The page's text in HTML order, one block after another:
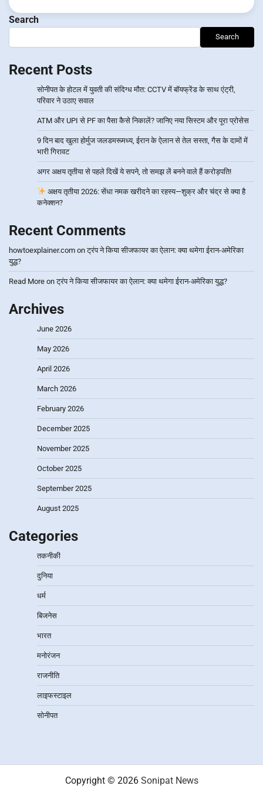
Search
Search
Recent Posts
सोनीपत के होटल में युवती की संदिग्ध मौत: CCTV में बॉयफ्रेंड के साथ एंट्री,
परिवार ने उठाए सवाल
ATM और UPI से PF का पैसा कैसे निकालें? जानिए नया सिस्टम और पूरा प्रोसेस
9 दिन बाद खुला होर्मुज जलडमरूमध्य, ईरान के ऐलान से तेल सस्ता, गैस के दामों में
भारी गिरावट
अगर अक्षय तृतीया से पहले दिखें ये सपने, तो समझ लें बनने वाले हैं करोड़पति!
अक्षय तृतीया 2026: सेंधा नमक खरीदने का रहस्य—शुक्र और चंद्र से क्या है
कनेक्शन?
Recent Comments
howtoexplainer.com onट्रंप ने किया सीजफायर का ऐलान: क्या थमेगा ईरान-अमेरिका
युद्ध?
Read More onट्रंप ने किया सीजफायर का ऐलान: क्या थमेगा ईरान-अमेरिका युद्ध?
Archives
June 2026
May 2026
April 2026
March 2026
February 2026
December 2025
November 2025
October 2025
September 2025
August 2025
Categories
तकनीकी
दुनिया
धर्म
बिजनेस
भारत
मनोरंजन
राजनीति
लाइफस्टाइल
सोनीपत
Copyright © 2026 Sonipat News